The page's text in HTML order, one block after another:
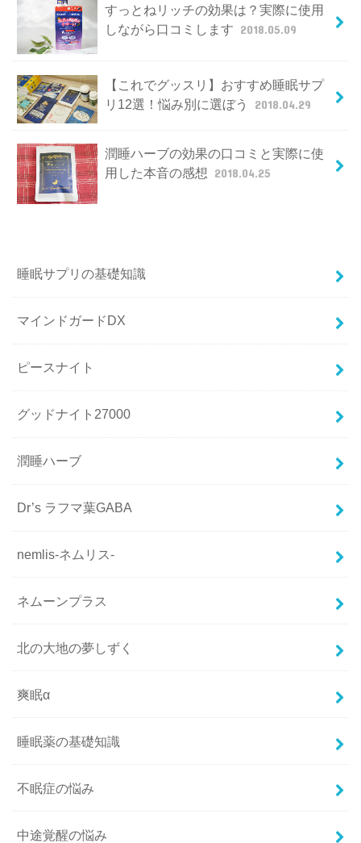
すっとねリッチの効果は？実際に使用
しながら口コミします 2018.05.09
【これでグッスリ】おすすめ睡眠サプ
リ12選！悩み別に選ぼう
2018.04.29
潤睡ハーブの効果の口コミと実際に使
用した本音の感想 2018.04.25
睡眠サプリの基礎知識
マインドガードDX
ピースナイト
グッドナイト27000
潤睡ハーブ
Dr’s ラフマ葉GABA
nemlis-ネムリス-
ネムーンプラス
北の大地の夢しずく
爽眠α
睡眠薬の基礎知識
不眠症の悩み
中途覚醒の悩み